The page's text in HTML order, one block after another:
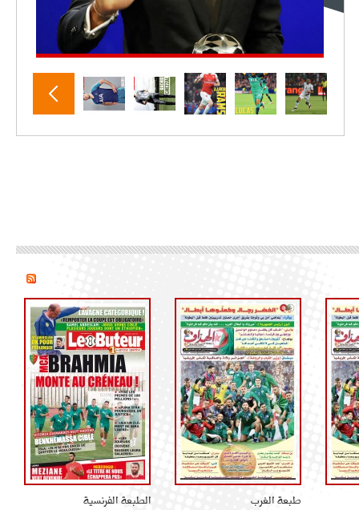
طبعة الغرب الطبعة الفرنسية